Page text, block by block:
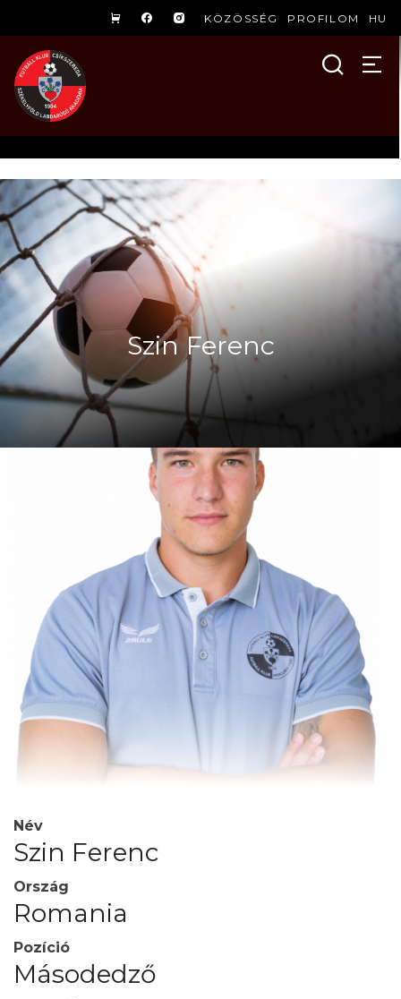
KÖZÖSSÉG PROFILOM HU
Szin Ferenc
Név
Szin Ferenc
Ország
Romania
Pozíció
Másodedző